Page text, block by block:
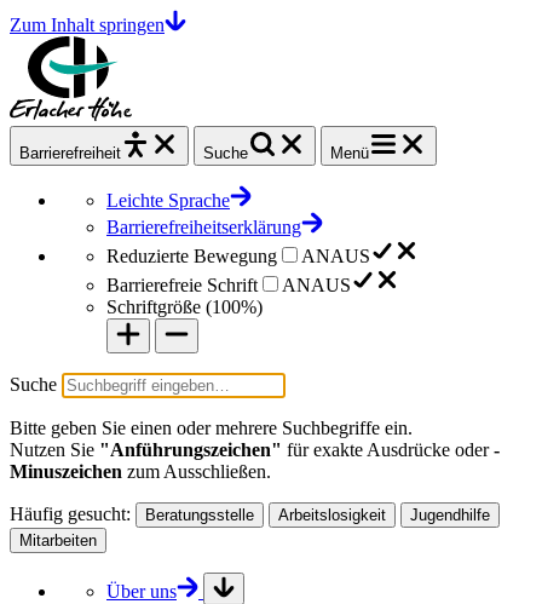
Zum Inhalt springen
Barrierefrei heit Suche Menü
Leichte Sprache
Barrierefreiheitserklärung
Reduzierte Bewegung
ANAUS
Barrierefreie Schrift
ANAUS
Schriftgröße (100%)
Suche
Bitte geben Sie einen oder mehrere Suchbegriffe ein.
Nutzen Sie "Anführungszeichen" für exakte Ausdrücke oder-
Minuszeichen zum Ausschließen.
Häufig gesucht: Beratungsstelle Arbeitslosigkeit
Jugendhilfe
Mitarbeiten
Über uns